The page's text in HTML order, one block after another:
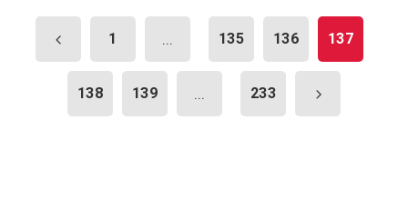
1 ... 135 136 137
138 139 ... 233